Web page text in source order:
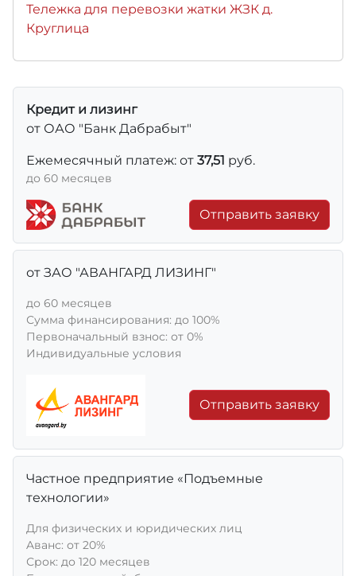
Тележка для перевозки жатки ЖЗК д.
Круглица
Кредит и лизинг
от ОАО "Банк Дабрабыт"
Ежемесячный платеж: от 37,51 руб.
до 60 месяцев
Отправить заявку
от ЗАО "АВАНГАРД ЛИЗИНГ"
до 60 месяцев
Сумма финансирования: до 100%
Первоначальный взнос: от 0%
Индивидуальные условия
Отправить заявку
Частное предприятие «Подъемные
технологии»
Для физических и юридических лиц
Aванс: от 20%
Срок: до 120 месяцев